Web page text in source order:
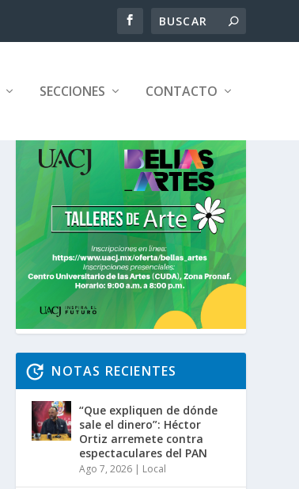
SECCIONES CONTACTO
NOTAS RECIENTES
“Que expliquen de dónde
sale el dinero”: Héctor
Ortiz arremete contra
espectaculares del PAN
Ago 7, 2026 | Local